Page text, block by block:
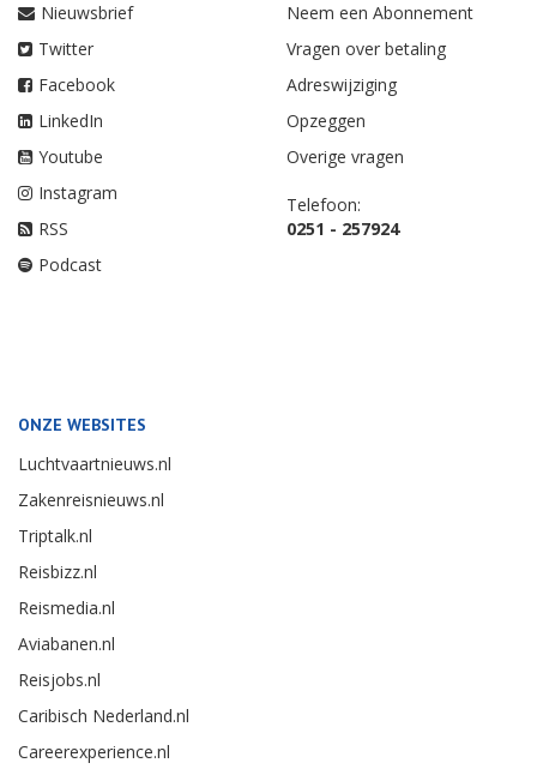
Nieuwsbrief
Twitter
Facebook
LinkedIn
Youtube
Instagram
RSS
Podcast
Neem een Abonnement
Vragen over betaling
Adreswijziging
Opzeggen
Overige vragen
Telefoon:
0251 - 257924
ONZE WEBSITES
Luchtvaartnieuws.nl
Zakenreisnieuws.nl
Triptalk.nl
Reisbizz.nl
Reismedia.nl
Aviabanen.nl
Reisjobs.nl
Caribisch Nederland.nl
Careerexperience.nl